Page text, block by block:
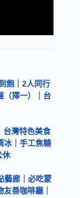
飽｜2人同行
（擇一）｜台
台灣特色美食
冰｜手工焦糖
休
藝廊｜必吃蒙
善咖啡廳｜